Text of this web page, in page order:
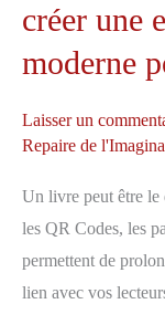
créer une
moderne
Laisser un
Repaire de
Un livre peut être le
les QR Codes, les
permettent de
lien avec vos